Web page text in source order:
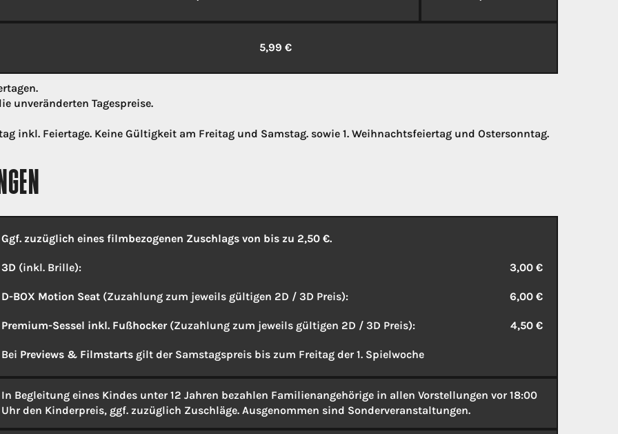
5,99 €
unveränderten Tagespreise.
inkl. Feiertage. Keine Gültigkeit am Freitag und Samstag. sowie 1. Weihnachtsfeiertag und Ostersonntag.
Ggf. zuzüglich eines filmbezogenen Zuschlags von bis zu 2,50 €.
3D (inkl. Brille): 3,00 €
D-BOX Motion Seat (Zuzahlung zum jeweils gültigen 2D / 3D Preis): 6,00 €
Premium-Sessel inkl. Fußhocker(Zuzahlung zum jeweils gültigen 2D / 3D Preis): 4,50 €
Bei Previews & Filmstarts gilt der Samstagspreis bis zum Freitag der 1. Spielwoche
In Begleitung eines Kindes unter 12 Jahren bezahlen Familienangehörige in allen Vorstellungen vor 18:00
Uhr den Kinderpreis, ggf. zuzüglich Zuschläge. Ausgenommen sind Sonderveranstaltungen.